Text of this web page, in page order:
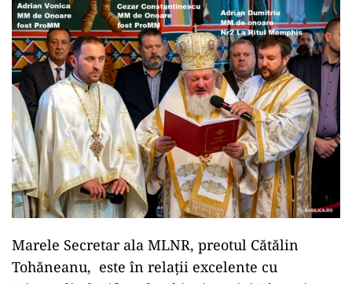
Marele Secretar ala MLNR, preotul Cătălin
Tohăneanu, este în relații excelente cu